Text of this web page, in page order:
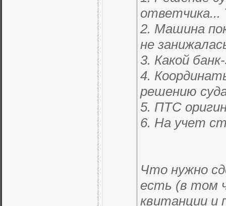
ответчика...
2. Машина
не
3. Какой
4.
решению
5. ПТС
6. На учет
Что нужно
есть (в том
квитанции и